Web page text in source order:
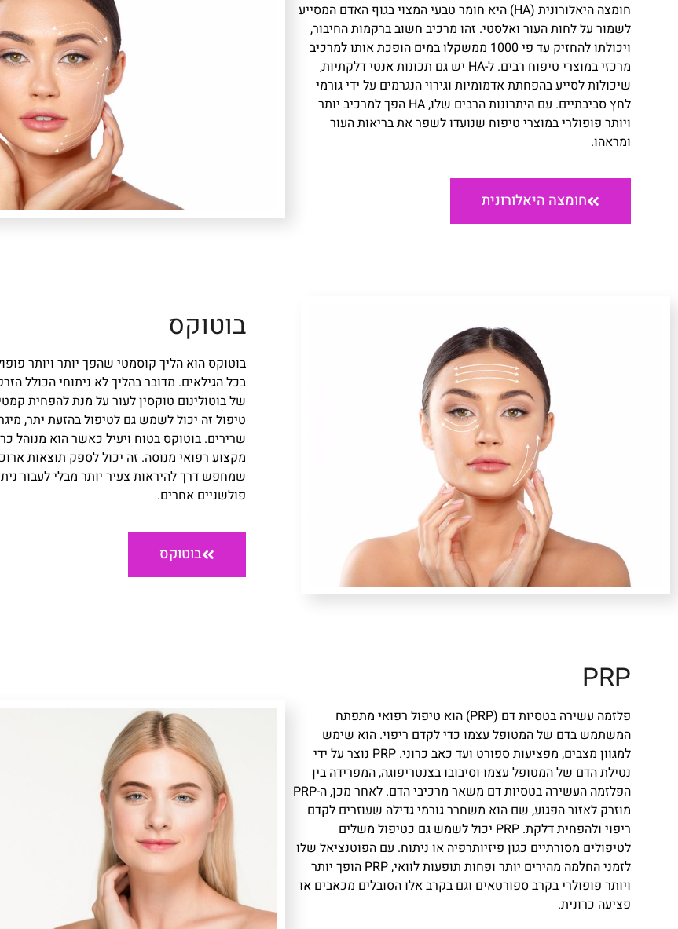
חומצה היאלורונית (HA) היא חומר טבעי המצוי בגוף האדם המסייע
לשמור על לחות העור ואלסטי. זהו מרכיב חשוב ברקמות החיבור,
ויכולתו להחזיק עד פי 1000 ממשקלו במים הופכת אותו למרכיב
מרכזי במוצרי טיפוח רבים. ל-HA יש גם תכונות אנטי דלקתיות,
שיכולות לסייע בהפחתת אדמומיות וגירוי הנגרמים על ידי גורמי
לחץ סביבתיים. עם היתרונות הרבים שלו, HA הפך למרכיב יותר
ויותר פופולרי במוצרי טיפוח שנועדו לשפר את בריאות העור
ומראהו.
חומצה היאלורונית
בוטוקס
בוטוקס הוא הליך קוסמטי שהפך יותר ויותר
בכל הגילאים. מדובר בהליך לא ניתוחי הכולל
של בוטולינום טוקסין לעור על מנת להפחית
טיפול זה יכול לשמש גם לטיפול בהזעת יתר,
שרירים. בוטוקס בטוח ויעיל כאשר הוא מנוהל
מקצוע רפואי מנוסה. זה יכול לספק תוצאות
שמחפש דרך להיראות צעיר יותר מבלי לעבור
פולשניים אחרים.
בוטוקס
PRP
פלזמה עשירה בטסיות דם (PRP) הוא טיפול רפואי מתפתח
המשתמש בדם של המטופל עצמו כדי לקדם ריפוי. הוא שימש
למגוון מצבים, מפציעות ספורט ועד כאב כרוני. PRP נוצר על ידי
נטילת הדם של המטופל עצמו וסיבובו בצנטריפוגה, המפרידה בין
הפלזמה העשירה בטסיות דם משאר מרכיבי הדם. לאחר מכן, ה-PRP
מוזרק לאזור הפגוע, שם הוא משחרר גורמי גדילה שעוזרים לקדם
ריפוי ולהפחית דלקת. PRP יכול לשמש גם כטיפול משלים
לטיפולים מסורתיים כגון פיזיותרפיה או ניתוח. עם הפוטנציאל שלו
לזמני החלמה מהירים יותר ופחות תופעות לוואי, PRP הופך יותר
ויותר פופולרי בקרב ספורטאים וגם בקרב אלו הסובלים מכאבים או
פציעה כרונית.